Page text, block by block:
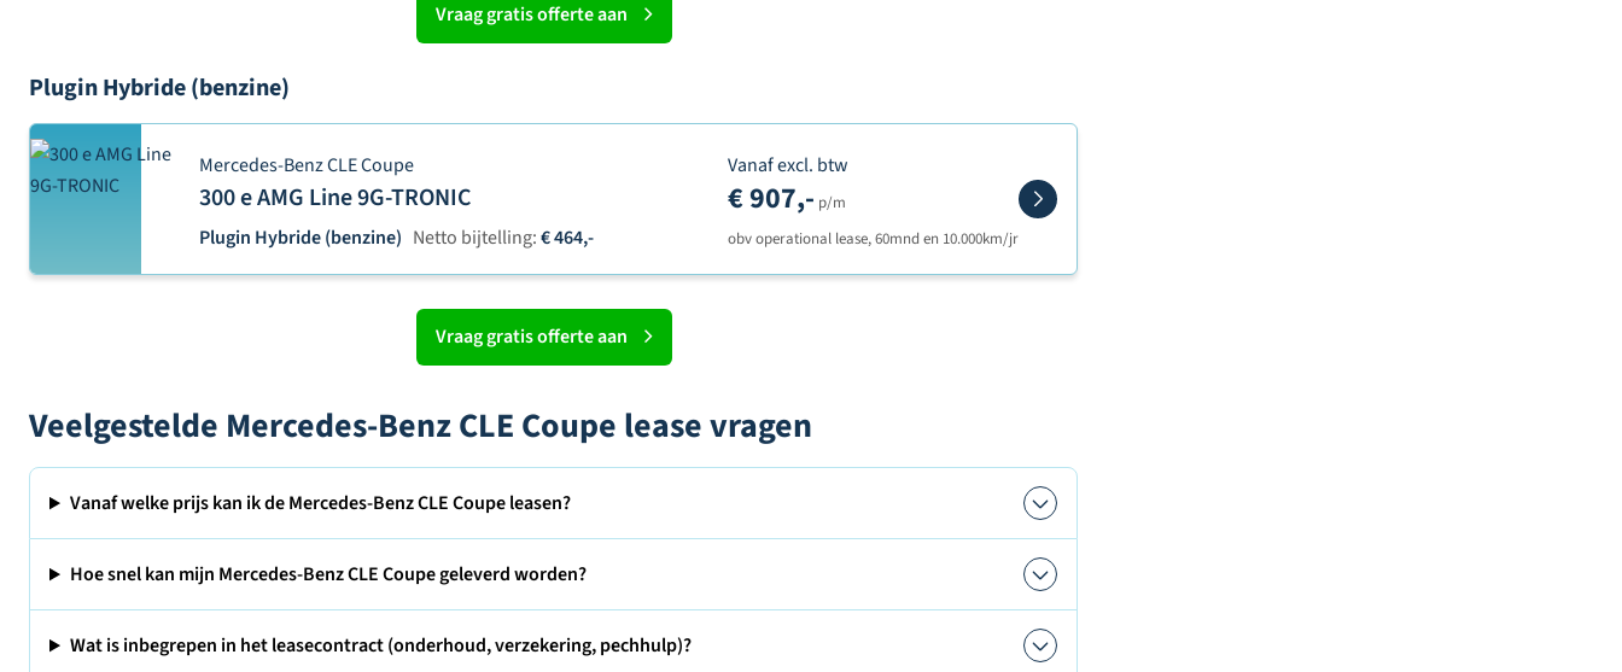
Vraag gratis offerte aan
Plugin Hybride (benzine)
Mercedes-Benz CLE Coupe
300 e AMG Line 9G-TRONIC
Plugin Hybride (benzine) Netto bijtelling:€ 464,-
Vanaf excl. btw
€ 907,- p/m
obv operational lease, 60mnd en 10.000km/jr
Vraag gratis offerte aan
Veelgestelde Mercedes-Benz CLE Coupe lease vragen
Vanaf welke prijs kan ik de Mercedes-Benz CLE Coupe leasen?
Hoe snel kan mijn Mercedes-Benz CLE Coupe geleverd worden?
Wat is inbegrepen in het leasecontract (onderhoud, verzekering, pechhulp)?